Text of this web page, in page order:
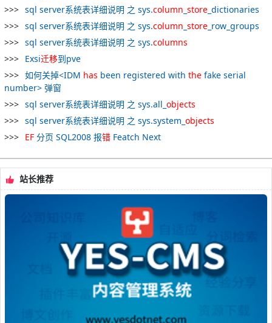
sql server系统表详细说明 之 sys.column store _dictionaries
sql server系统表详细说明 之 sys.column store _row_groups
sql server系统表详细说明 之 sys.columns
Exsi迁移到pve
如何关掉<IDM has been registered with the fake serial
number> 弹窗
sql server系统表详细说明 之 sys.all_ objects
sql server系统表详细说明 之 sys.system_ objects
EF 分页 SQL2008 报错 Featch Next
站长推荐